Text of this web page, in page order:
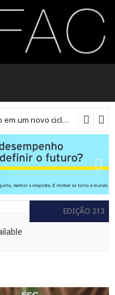
Propósito, impacto e protagonismo em um novo ciclo para os executivos brasileiros
EDIÇÃO 213